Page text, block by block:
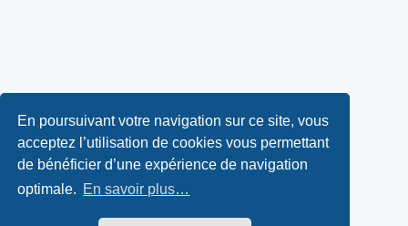
En poursuivant votre navigation sur ce site, vous
acceptez l’utilisation de cookies vous permettant
de bénéficier d’une expérience de navigation
optimale. En savoir plus…